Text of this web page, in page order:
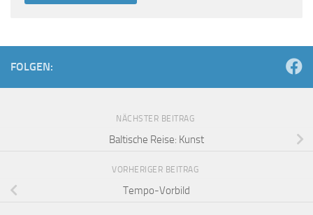
FOLGEN:
NÄCHSTER BEITRAG
Baltische Reise: Kunst
VORHERIGER BEITRAG
Tempo-Vorbild